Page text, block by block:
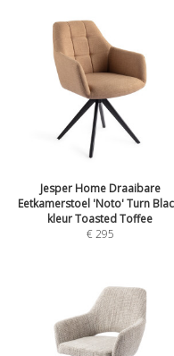
Jesper Home Draaibare
Eetkamerstoel 'Noto' Turn
kleur Toasted Toffee
€295